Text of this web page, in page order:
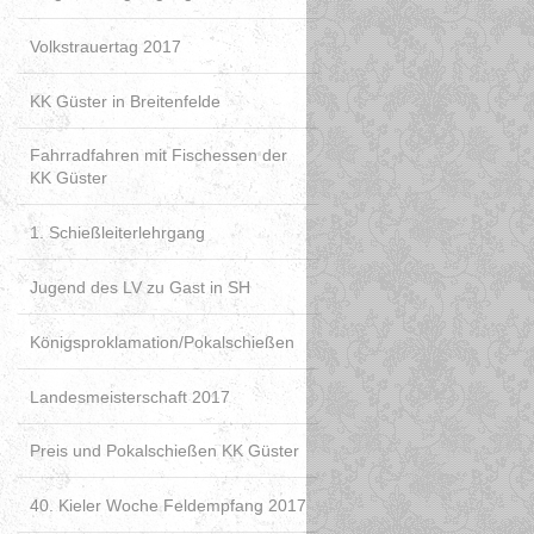
Volkstrauertag 2017
KK Güster in Breitenfelde
Fahrradfahren mit Fischessen der
KK Güster
1. Schießleiterlehrgang
Jugend des LV zu Gast in SH
Königsproklamation/Pokalschießen
Landesmeisterschaft 2017
Preis und Pokalschießen KK Güster
40. Kieler Woche Feldempfang 2017